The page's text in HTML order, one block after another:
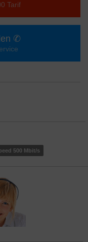
Tarif
✆
gilt eine
kündbar) – hier
im Regelfall nur für
500 Mbit/s